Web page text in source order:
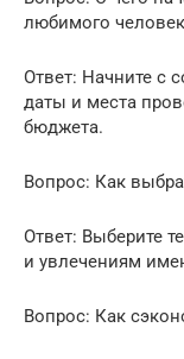
любимого
Ответ: Начните с
даты и места
бюджета.
Вопрос: Как
Ответ: Выберите
и увлечениям
Вопрос: Как